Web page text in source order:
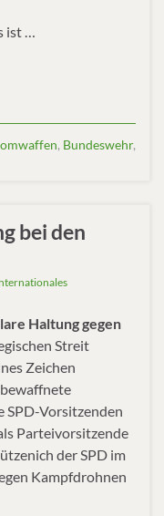
ist …
, Bundeswehr,
bei den
Haltung gegen
Streit
Zeichen
SPD-Vorsitzenden
Parteivorsitzende
der SPD im
Kampfdrohnen